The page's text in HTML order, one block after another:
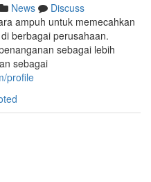
News
Discuss
ampuh untuk memecahkan
berbagai perusahaan.
sebagai lebih
sebagai
profile